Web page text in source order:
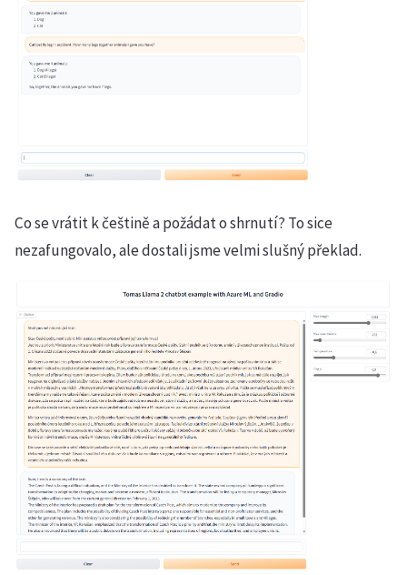
Co se vrátit k češtině a požádat o shrnutí? To sice
nezafungovalo, ale dostali jsme velmi slušný překlad.